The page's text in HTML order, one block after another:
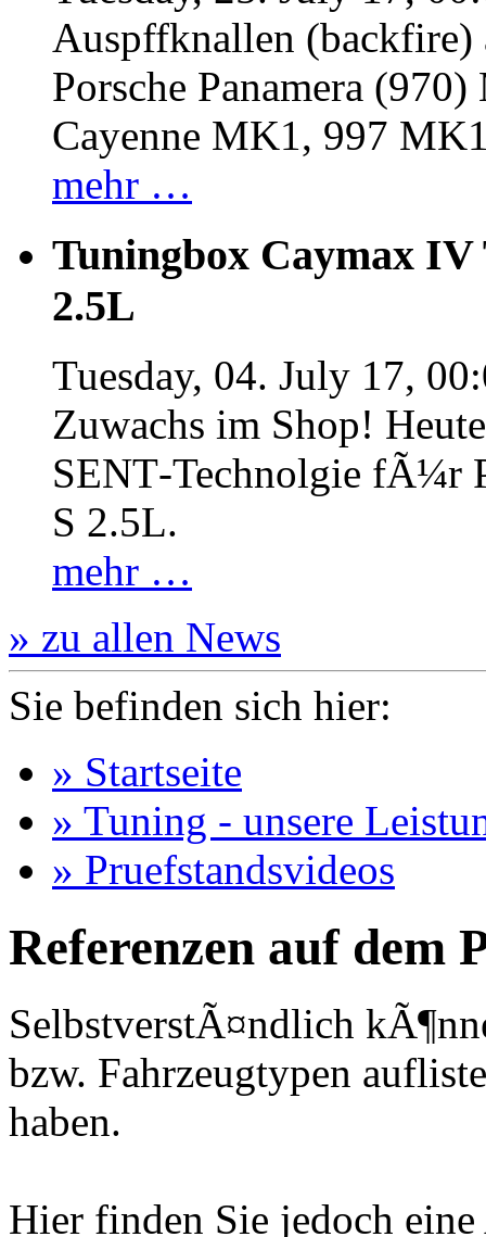
Auspffknallen
Porsche Panamera
Cayenne MK1, 997
mehr …
Tuningbox Caymax IV
2.5L
Tuesday, 04. July 17,
Zuwachs im Shop!
SENT‐Technolgie fÃ¼r
S 2.5L.
mehr …
» zu allen News
Sie befinden sich hier:
» Startseite
» Tuning - unsere
» Pruefstandsvideos
Referenzen auf dem
SelbstverstÃ¤ndlich
bzw. Fahrzeugtypen
haben.
Hier finden Sie jedoch